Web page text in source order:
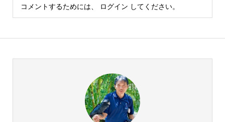
コメントするためには、 ログイン してください。